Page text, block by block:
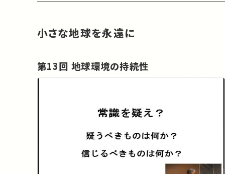
小さな地球を永遠に
第13回 地球環境の持続性